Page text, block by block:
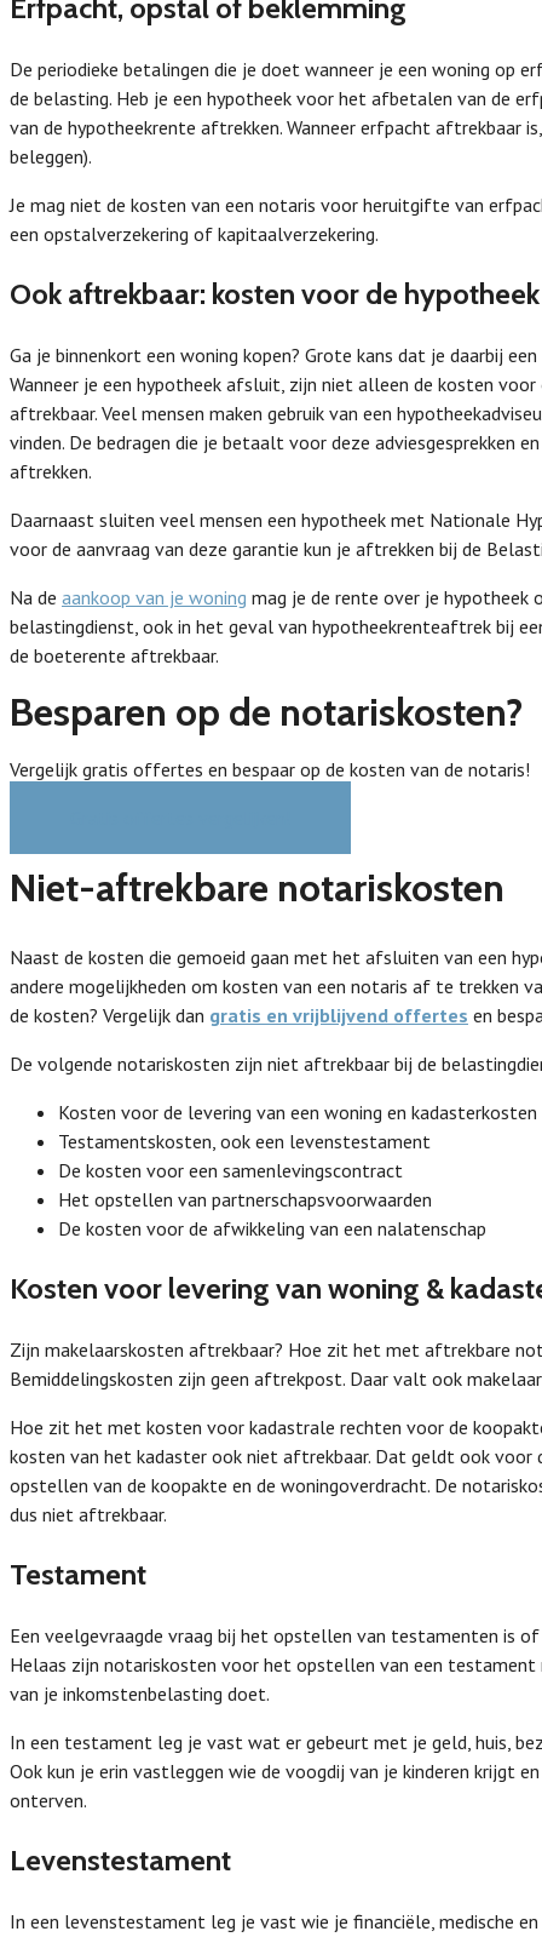
Erfpacht, opstal of beklemming
De periodieke betalingen die je doet wanneer je een woning op
de belasting. Heb je een hypotheek voor het afbetalen van de
van de hypotheekrente aftrekken. Wanneer erfpacht aftrekbaar
beleggen).
Je mag niet de kosten van een notaris voor heruitgifte van
een opstalverzekering of kapitaalverzekering.
Ook aftrekbaar: kosten voor de hypotheek
Ga je binnenkort een woning kopen? Grote kans dat je daarbij
Wanneer je een hypotheek afsluit, zijn niet alleen de kosten
aftrekbaar. Veel mensen maken gebruik van een
vinden. De bedragen die je betaalt voor deze adviesgesprekken
aftrekken.
Daarnaast sluiten veel mensen een hypotheek met Nationale
voor de aanvraag van deze garantie kun je aftrekken bij de
Na de aankoop van je woning mag je de rente over je hypotheek
belastingdienst, ook in het geval van hypotheekrenteaftrek bij
de boeterente aftrekbaar.
Besparen op de notariskosten?
Vergelijk gratis offertes en bespaar op de kosten van de notaris!
Niet-aftrekbare notariskosten
Naast de kosten die gemoeid gaan met het afsluiten van een
andere mogelijkheden om kosten van een notaris af te trekken
de kosten? Vergelijk dan gratis en vrijblijvend offertes en
De volgende notariskosten zijn niet aftrekbaar bij de
Kosten voor de levering van een woning en kadasterkosten
Testamentskosten, ook een levenstestament
De kosten voor een samenlevingscontract
Het opstellen van partnerschapsvoorwaarden
De kosten voor de afwikkeling van een nalatenschap
Kosten voor levering van woning &
Zijn makelaarskosten aftrekbaar? Hoe zit het met aftrekbare
Bemiddelingskosten zijn geen aftrekpost. Daar valt ook
Hoe zit het met kosten voor kadastrale rechten voor de
kosten van het kadaster ook niet aftrekbaar. Dat geldt ook voor
opstellen van de koopakte en de woningoverdracht. De
dus niet aftrekbaar.
Testament
Een veelgevraagde vraag bij het opstellen van testamenten is
Helaas zijn notariskosten voor het opstellen van een
van je inkomstenbelasting doet.
In een testament leg je vast wat er gebeurt met je geld, huis,
Ook kun je erin vastleggen wie de voogdij van je kinderen krijgt
onterven.
Levenstestament
In een levenstestament leg je vast wie je financiële, medische